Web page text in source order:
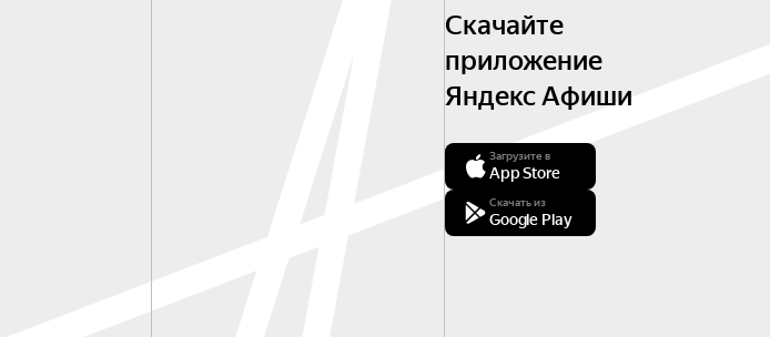
Скачайте
приложение
Яндекс Афиши
Загрузите в
App Store
Скачать из
Google Play